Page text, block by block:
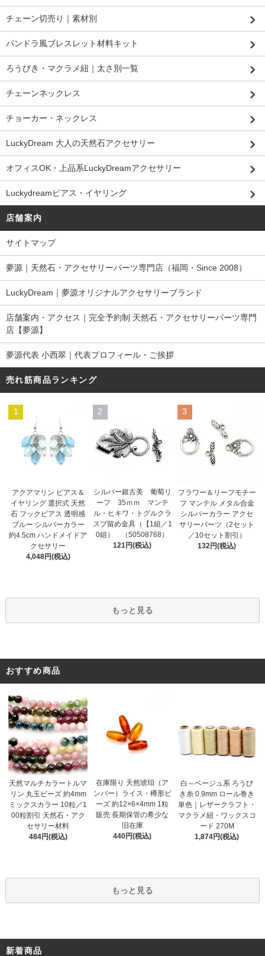
チェーン切売り｜素材別
パンドラ風ブレスレット材料キット
ろうびき・マクラメ紐｜太さ別一覧
チェーンネックレス
チョーカー・ネックレス
LuckyDream 大人の天然石アクセサリー
オフィスOK・上品系LuckyDreamアクセサリー
Luckydreamピアス・イヤリング
店舗案内
サイトマップ
夢源｜天然石・アクセサリーパーツ専門店（福岡・Since 2008）
LuckyDream｜夢源オリジナルアクセサリーブランド
店舗案内・アクセス｜完全予約制 天然石・アクセサリーパーツ専門
店【夢源】
夢源代表 小西翠｜代表プロフィール・ご挨拶
売れ筋商品ランキング
1
アクアマリン ピアス＆
イヤリング 選択式 天然
石 フックピアス 透明感
ブルー シルバーカラー
約4.5cm ハンドメイドア
クセサリー
4,048円(税込)
2
シルバー銀古美 葡萄リ
ーフ 35ｍｍ マンテ
ル・ヒキワ・トグルクラ
スプ留め金具（【1組／1
0組） （50508768）
121円(税込)
3
フラワー＆リーフモチー
フ マンテル メタル合金
シルバーカラー アクセ
サリーパーツ（2セット
／10セット割引）
132円(税込)
もっと見る
おすすめ商品
天然マルチカラートルマ
リン 丸玉ビーズ 約4mm
ミックスカラー 10粒／1
00粒割引 天然石・アク
セサリー材料
484円(税込)
在庫限り 天然琥珀（ア
ンバー）ライス・樽形ビ
ーズ 約12×6×4mm 1粒
販売 長期保管の希少な
旧在庫
440円(税込)
白～ベージュ系 ろうび
き糸 0.9mm ロール巻き
単色｜レザークラフト・
マクラメ紐・ワックスコ
ード 270M
1,874円(税込)
もっと見る
新着商品